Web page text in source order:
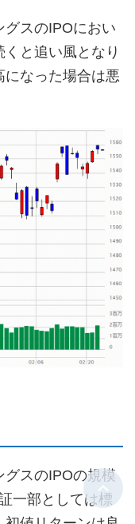
グスのIPOにおい
と追い風となり
になった場合は悪
グスのIPOの規模
一部としては標